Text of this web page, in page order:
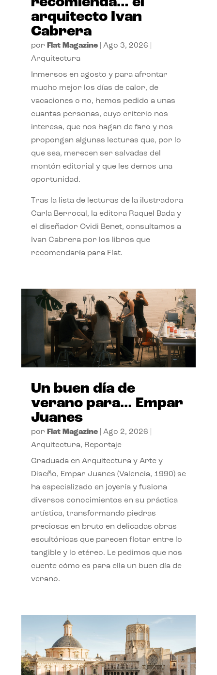
arquitecto Ivan
Cabrera
por Flat Magazine| Ago 3, 2026
Arquitectura
Inmersos en agosto y para afrontar
mucho mejor los días de calor, de
vacaciones o no, hemos pedido a unas
cuantas personas, cuyo criterio nos
interesa, que nos hagan de faro y nos
propongan algunas lecturas que, por lo
que sea, merecen ser salvadas del
montón editorial y que les demos una
oportunidad.
Tras la lista de lecturas de la ilustradora
Carla Berrocal, la editora Raquel Bada y
el diseñador Ovidi Benet, consultamos a
Ivan Cabrera por los libros que
recomendaría para Flat.
Un buen día de
verano para… Empar
Juanes
por Flat Magazine| Ago 2, 2026
Arquitectura, Reportaje
Graduada en Arquitectura y Arte y
Diseño, Empar Juanes (Valencia, 1990) se
ha especializado en joyería y fusiona
diversos conocimientos en su práctica
artística, transformando piedras
preciosas en bruto en delicadas obras
escultóricas que parecen flotar entre lo
tangible y lo etéreo. Le pedimos que nos
cuente cómo es para ella un buen día de
verano.